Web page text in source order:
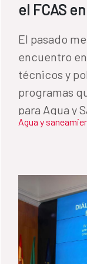
el FCAS
El pasado
encuentro
técnicos y
programas
para Agua y
en Ecuador.
llevadas a
que desde
cantón de
replicarlas
Programa
Agua y